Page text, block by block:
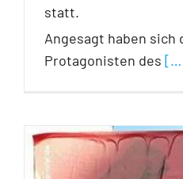
statt.
Angesagt haben
Protagonisten des